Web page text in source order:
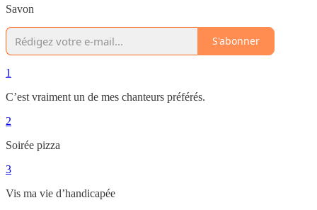
Savon
S'abonner
1
C’est vraiment un de mes chanteurs préférés.
2
Soirée pizza
3
Vis ma vie d’handicapée